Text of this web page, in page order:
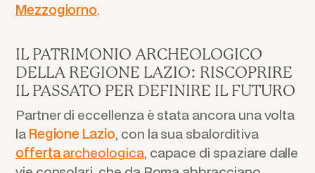
Mezzogiorno.
IL PATRIMONIO ARCHEOLOGICO
DELLA REGIONE LAZIO: RISCOPRIRE
IL PASSATO PER DEFINIRE IL FUTURO
Partner di eccellenza è stata ancora una volta
la Regione Lazio, con la sua sbalorditiva
offertaarcheologica, capace di spaziare dalle